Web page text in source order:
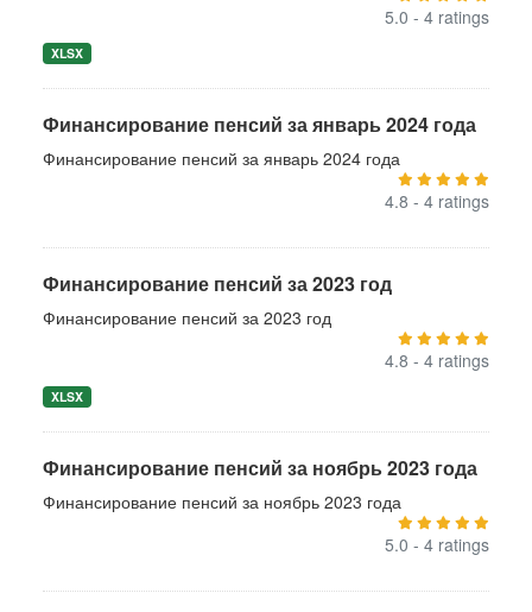
5.0 - 4 ratings
XLSX
Финансирование пенсий за январь 2024 года
Финансирование пенсий за январь 2024 года
4.8 - 4 ratings
Финансирование пенсий за 2023 год
Финансирование пенсий за 2023 год
4.8 - 4 ratings
XLSX
Финансирование пенсий за ноябрь 2023 года
Финансирование пенсий за ноябрь 2023 года
5.0 - 4 ratings